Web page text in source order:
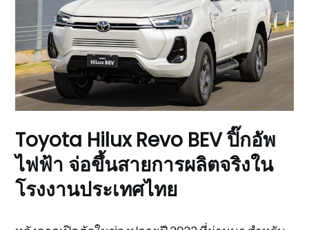
Toyota Hilux Revo BEV ปิ๊กอัพ
ไฟฟ้า จ่อขึ้นสายการผลิตจริงใน
โรงงานประเทศไทย